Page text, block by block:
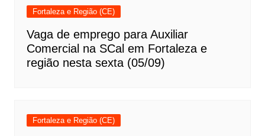
Fortaleza e Região (CE)
Vaga de emprego para Auxiliar
Comercial na SCal em Fortaleza e
região nesta sexta (05/09)
Fortaleza e Região (CE)